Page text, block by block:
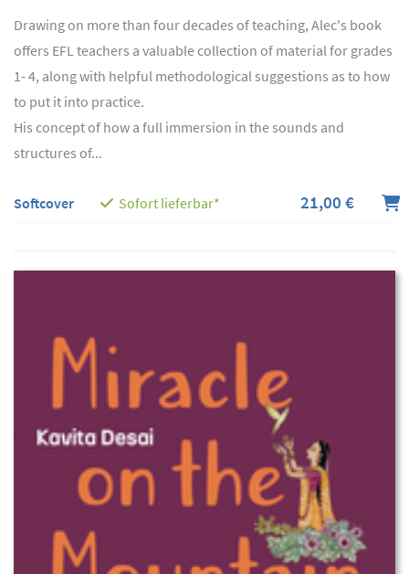
Drawing on more than four decades of teaching, Alec's book
offers EFL teachers a valuable collection of material for grades
1- 4, along with helpful methodological suggestions as to how
to put it into practice.
His concept of how a full immersion in the sounds and
structures of...
Softcover Sofort lieferbar* 21,00 €